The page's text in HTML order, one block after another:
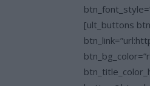
[ult_buttons